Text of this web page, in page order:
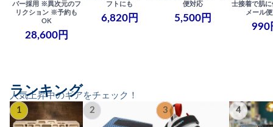
バー採用 ※異次元のフ
リクション ※予約も
OK
28,600円
フトにも
6,820円
便対応
5,500円
士接着で肌
メール
990
人気上昇中のギアをチェック！
ランキング
1 2 3 4